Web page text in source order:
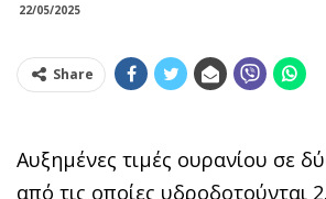
22/05/2025
Share
Αυξημένες τιμές ουρανίου σε
από τις οποίες υδροδοτούνται